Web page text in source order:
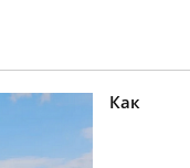
Как